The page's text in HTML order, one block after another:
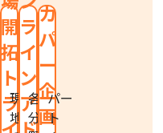
開
拓
ト
ラ
現
地
ラ
イ
ン
ア
各
分
カ
パ
ー
企
画
パー
ト